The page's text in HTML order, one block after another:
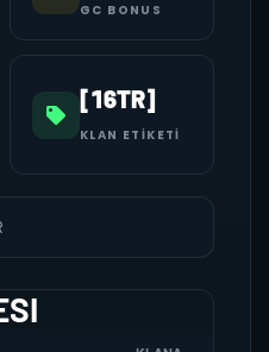
GC BONUS
[16TR]
KLAN ETIKETI